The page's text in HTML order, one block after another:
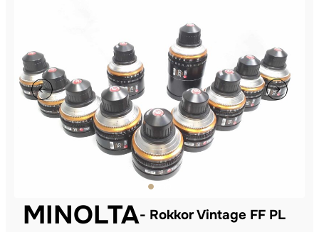
MINOLTA Rokkor Vintage FF PL